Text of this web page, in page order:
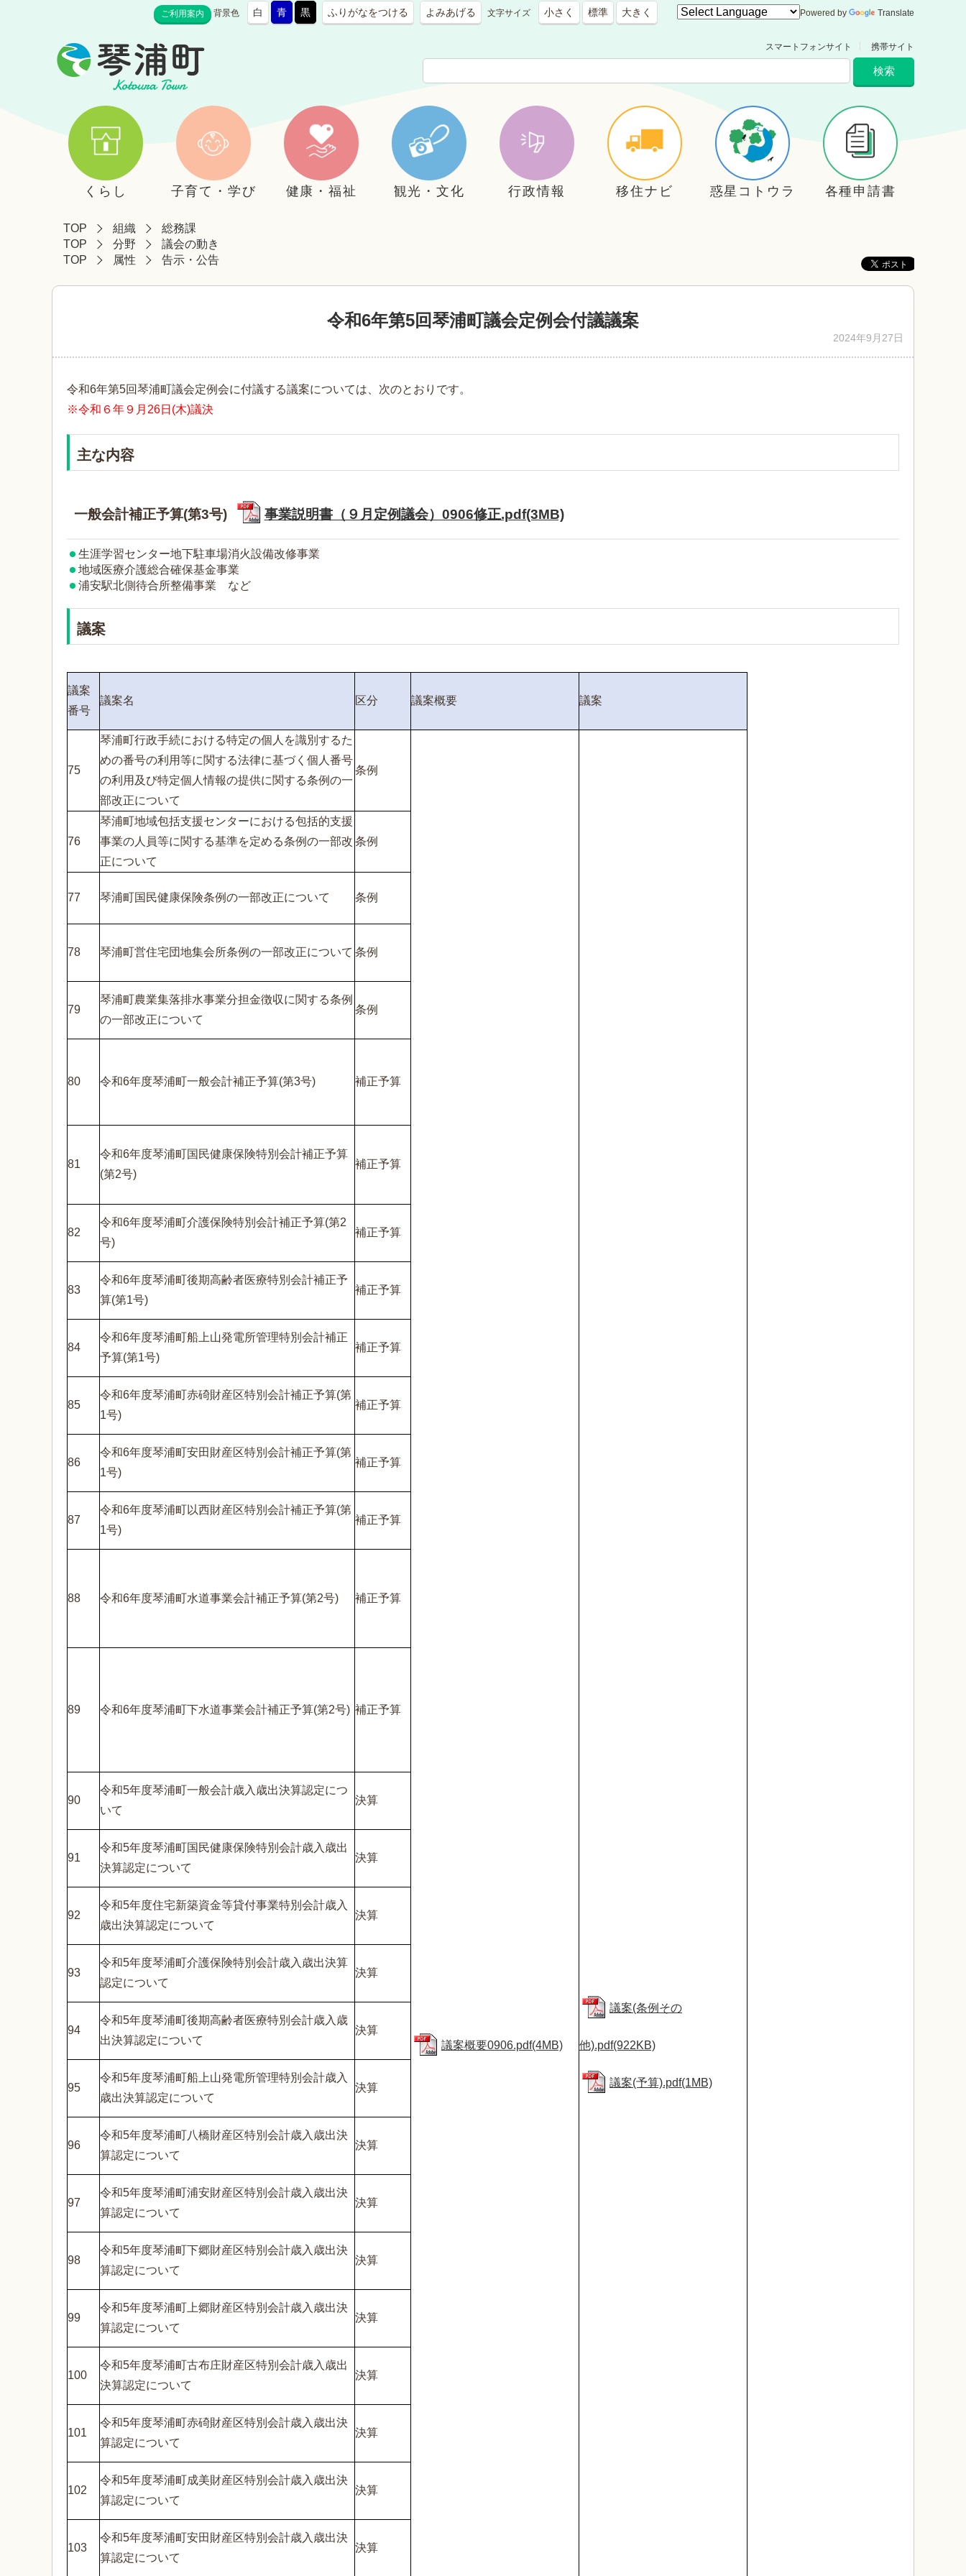
ご利用案内 背景色 白 青 黒 ふりがなをつける よみあげる 文字サイズ 小さく 標準 大きく Powered by Translate
スマートフォンサイト 携帯サイト
くらし 子育て・学び 健康・福祉 観光・文化 行政情報 移住ナビ 惑星コトウラ 各種申請書
TOP 組織
総務課
TOP
分野
議会の動き
TOP
属性 告示・公告
令和6年第5回琴浦町議会定例会付議議案
2024年9月27日
令和6年第5回琴浦町議会定例会に付議する議案については、次のとおりです。
※令和６年９月26日(木)議決
主な内容
一般会計補正予算(第3号) 事業説明書（９月定例議会）0906修正.pdf(3MB)
生涯学習センター地下駐車場消火設備改修事業
地域医療介護総合確保基金事業
浦安駅北側待合所整備事業 など
議案
議案
番号
議案名 区分 議案概要 議案
75
琴浦町行政手続における特定の個人を識別するた
めの番号の利用等に関する法律に基づく個人番号
の利用及び特定個人情報の提供に関する条例の一
部改正について
条例
議案概要0906.pdf(4MB)
議案(条例その
他).pdf(922KB)
議案(予算).pdf(1MB)
76
琴浦町地域包括支援センターにおける包括的支援
事業の人員等に関する基準を定める条例の一部改
正について
条例
77 琴浦町国民健康保険条例の一部改正について 条例
78 琴浦町営住宅団地集会所条例の一部改正について 条例
79
琴浦町農業集落排水事業分担金徴収に関する条例
の一部改正について
条例
80 令和6年度琴浦町一般会計補正予算(第3号) 補正予算
81
令和6年度琴浦町国民健康保険特別会計補正予算
(第2号)
補正予算
82
令和6年度琴浦町介護保険特別会計補正予算(第2
号)
補正予算
83
令和6年度琴浦町後期高齢者医療特別会計補正予
算(第1号)
補正予算
84
令和6年度琴浦町船上山発電所管理特別会計補正
予算(第1号)
補正予算
85
令和6年度琴浦町赤碕財産区特別会計補正予算(第
1号)
補正予算
86
令和6年度琴浦町安田財産区特別会計補正予算(第
1号)
補正予算
87
令和6年度琴浦町以西財産区特別会計補正予算(第
1号)
補正予算
88 令和6年度琴浦町水道事業会計補正予算(第2号) 補正予算
89 令和6年度琴浦町下水道事業会計補正予算(第2号) 補正予算
90
令和5年度琴浦町一般会計歳入歳出決算認定につ
いて
決算
91
令和5年度琴浦町国民健康保険特別会計歳入歳出
決算認定について
決算
92
令和5年度住宅新築資金等貸付事業特別会計歳入
歳出決算認定について
決算
93
令和5年度琴浦町介護保険特別会計歳入歳出決算
認定について
決算
94
令和5年度琴浦町後期高齢者医療特別会計歳入歳
出決算認定について
決算
95
令和5年度琴浦町船上山発電所管理特別会計歳入
歳出決算認定について
決算
96
令和5年度琴浦町八橋財産区特別会計歳入歳出決
算認定について
決算
97
令和5年度琴浦町浦安財産区特別会計歳入歳出決
算認定について
決算
98
令和5年度琴浦町下郷財産区特別会計歳入歳出決
算認定について
決算
99
令和5年度琴浦町上郷財産区特別会計歳入歳出決
算認定について
決算
100
令和5年度琴浦町古布庄財産区特別会計歳入歳出
決算認定について
決算
101
令和5年度琴浦町赤碕財産区特別会計歳入歳出決
算認定について
決算
102
令和5年度琴浦町成美財産区特別会計歳入歳出決
算認定について
決算
103
令和5年度琴浦町安田財産区特別会計歳入歳出決
算認定について
決算